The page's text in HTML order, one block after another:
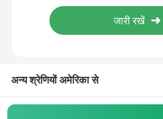
वेल्डिंग रोबोट बांह
अन्य श्रेणियों अमेरिका से